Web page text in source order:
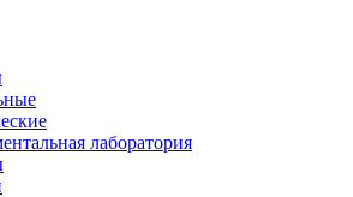
лаборатория